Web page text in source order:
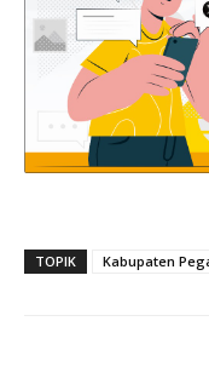
TOPIK Kabupaten